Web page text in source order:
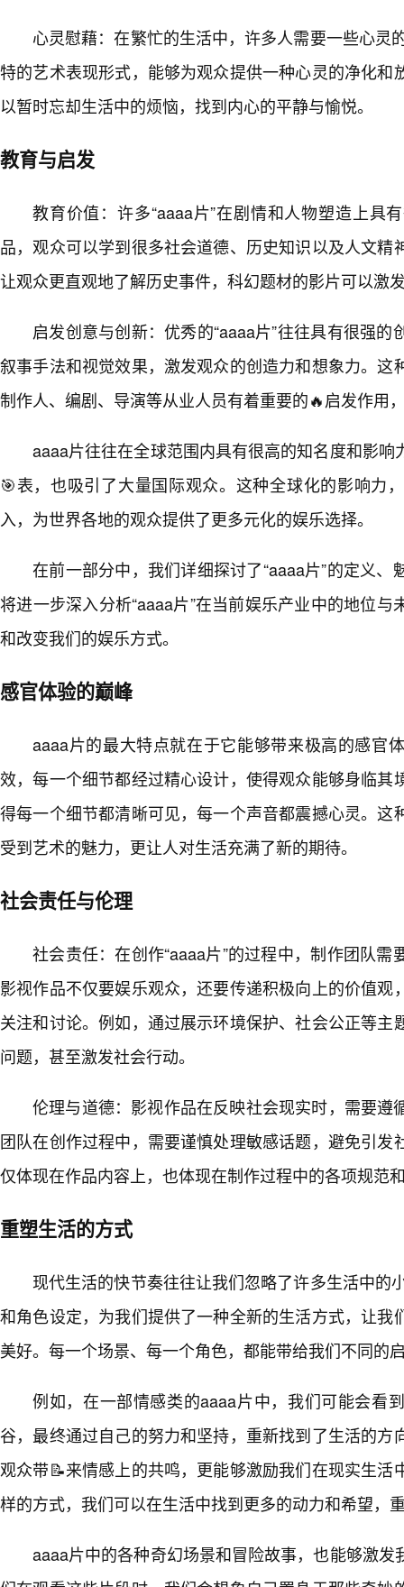
心灵慰藉：在繁忙的生活中，许多人需要一些心灵
特的艺术表现形式，能够为观众提供一种心灵的净化和
以暂时忘却生活中的烦恼，找到内心的平静与愉悦。
教育与启发
教育价值：许多“aaaa片”在剧情和人物塑造上具
品，观众可以学到很多社会道德、历史知识以及人文精
让观众更直观地了解历史事件，科幻题材的影片可以激
启发创意与创新：优秀的“aaaa片”往往具有很强
叙事手法和视觉效果，激发观众的创造力和想象力。这
制作人、编剧、导演等从业人员有着重要的🔥启发作用
aaaa片往往在全球范围内具有很高的知名度和影
🎯表，也吸引了大量国际观众。这种全球化的影响力
入，为世界各地的观众提供了更多元化的娱乐选择。
在前一部分中，我们详细探讨了“aaaa片”的定义
将进一步深入分析“aaaa片”在当前娱乐产业中的地位
和改变我们的娱乐方式。
感官体验的巅峰
aaaa片的最大特点就在于它能够带来极高的感官
效，每一个细节都经过精心设计，使得观众能够身临其
得每一个细节都清晰可见，每一个声音都震撼心灵。这
受到艺术的魅力，更让人对生活充满了新的期待。
社会责任与伦理
社会责任：在创作“aaaa片”的过程中，制作团队
影视作品不仅要娱乐观众，还要传递积极向上的价值观
关注和讨论。例如，通过展示环境保护、社会公正等主
问题，甚至激发社会行动。
伦理与道德：影视作品在反映社会现实时，需要遵
团队在创作过程中，需要谨慎处理敏感话题，避免引发
仅体现在作品内容上，也体现在制作过程中的各项规范
重塑生活的方式
现代生活的快节奏往往让我们忽略了许多生活中的
和角色设定，为我们提供了一种全新的生活方式，让我
美好。每一个场景、每一个角色，都能带给我们不同的
例如，在一部情感类的aaaa片中，我们可能会看
谷，最终通过自己的努力和坚持，重新找到了生活的方
观众带📝来情感上的共鸣，更能够激励我们在现实生活
样的方式，我们可以在生活中找到更多的动力和希望，
aaaa片中的各种奇幻场景和冒险故事，也能够激